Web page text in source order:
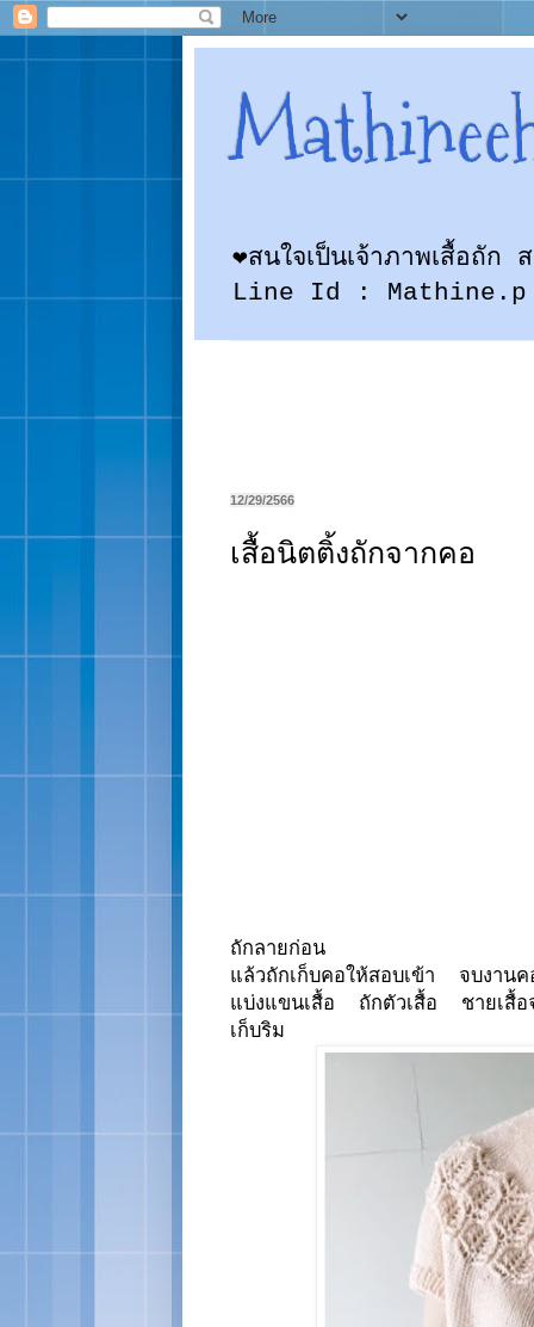
❤สนใจเป็นเจ้าภาพเสื้อถั
Line Id : Mathine.p ❤
12/29/2566
เสื้อนิตติ้งถักจากคอ
ถักลายก่อน
แล้วถักเก็บคอให้สอบเข้า จบงานค
แบ่งแขนเสื้อ ถักตัวเสื้อ ชายเสื้อจ
เก็บริม